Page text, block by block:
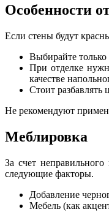
Особенности
Если стены будут
Выбирайте
При отделке
качестве
Стоит разбавлять
Не рекомендуют
Меблировка
За счет
следующие факторы.
Добавление
Мебель (как